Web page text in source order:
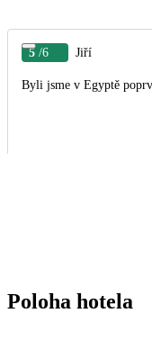
5 /6 Jiří
Byli jsme v Egyptě
Poloha hotela